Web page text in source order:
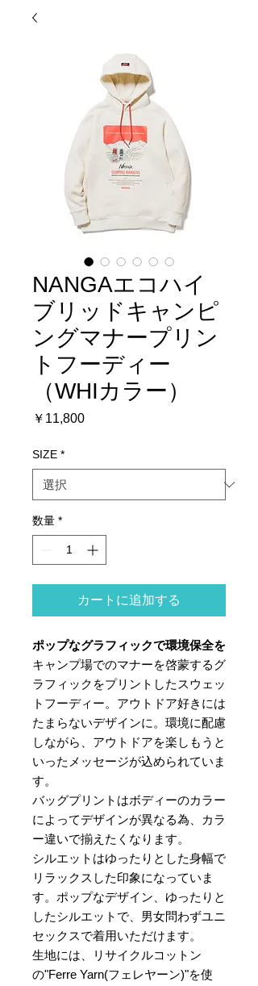
NANGAエコハイ
ブリッドキャンピ
ングマナープリン
トフーディー
（WHIカラー）
￥11,800価
SIZE *
数量 *
カートに追加する
ポップなグラフィックで環境保全を
キャンプ場でのマナーを啓蒙するグ
ラフィックをプリントしたスウェッ
トフーディー。アウトドア好きには
たまらないデザインに。環境に配慮
しながら、アウトドアを楽しもうと
いったメッセージが込められていま
す。
バッグプリントはボディーのカラー
によってデザインが異なる為、カラ
ー違いで揃えたくなります。
シルエットはゆったりとした身幅で
リラックスした印象になっていま
す。ポップなデザイン、ゆったりと
したシルエットで、男女問わずユニ
セックスで着用いただけます。
生地には、リサイクルコットン
の"Ferre Yarn(フェレヤーン)"を使